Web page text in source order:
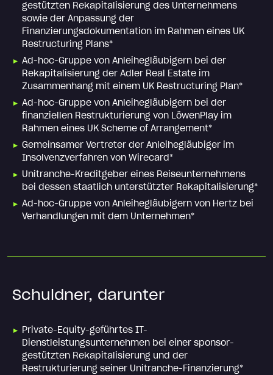
gestützten Rekapitalisierung des Unternehmens
sowie der Anpassung der
Finanzierungsdokumentation im Rahmen eines UK
Restructuring Plans*
Ad-hoc-Gruppe von Anleihegläubigern bei der
Rekapitalisierung der Adler Real Estate im
Zusammenhang mit einem UK Restructuring Plan*
Ad-hoc-Gruppe von Anleihegläubigern bei der
finanziellen Restrukturierung von LöwenPlay im
Rahmen eines UK Scheme of Arrangement*
Gemeinsamer Vertreter der Anleihegläubiger im
Insolvenzverfahren von Wirecard*
Unitranche-Kreditgeber eines Reiseunternehmens
bei dessen staatlich unterstützter Rekapitalisierung*
Ad-hoc-Gruppe von Anleihegläubigern von Hertz bei
Verhandlungen mit dem Unternehmen*
Schuldner, darunter
Private-Equity-geführtes IT-
Dienstleistungsunternehmen bei einer sponsor-
gestützten Rekapitalisierung und der
Restrukturierung seiner Unitranche-Finanzierung*